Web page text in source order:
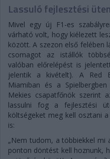
Lassuló fejlesztési
Mivel egy új F1-es
várható volt, hogy kiélezett
között. A szezon első felében
csomagot az istállók
valóban előrelépést is
jelentik a kivételt). A Red
Miamiban és a
Mekies csapatfőnök szerint
lassulni fog a fejlesztési
költségeket meg kell osztani
is:
„Nem tudom, a többiekkel mi
ponton döntést kell hoznunk,